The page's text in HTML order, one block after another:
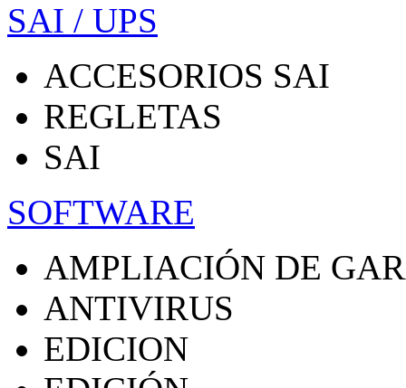
SAI / UPS
ACCESORIOS SAI
REGLETAS
SAI
SOFTWARE
AMPLIACIÓN DE
ANTIVIRUS
EDICION